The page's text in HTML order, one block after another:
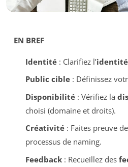
EN BREF
Identité: Clarifiez l’identité
Public cible: Définissez
Disponibilité: Vérifiez la
choisi (domaine et droits).
Créativité: Faites preuve de
processus de naming.
Feedback: Recueillez des